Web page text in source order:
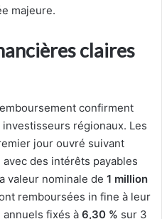
majeure.
claires
confirment
régionaux. Les
jour ouvré suivant
avec des intérêts payables
valeur nominale de 1 million
remboursées in fine à leur
fixés à 6,30 % sur 3